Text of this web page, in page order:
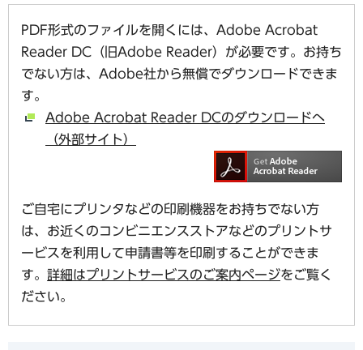
PDF形式のファイルを開くには、Adobe Acrobat
Reader DC（旧Adobe Reader）が必要です。お持ち
でない方は、Adobe社から無償でダウンロードできま
す。
Adobe Acrobat Reader DCのダウンロードへ
（外部サイト）
ご自宅にプリンタなどの印刷機器をお持ちでない方
は、お近くのコンビニエンスストアなどのプリントサ
ービスを利用して申請書等を印刷することができま
す。 詳細はプリントサービスのご案内ページをご覧く
ださい。